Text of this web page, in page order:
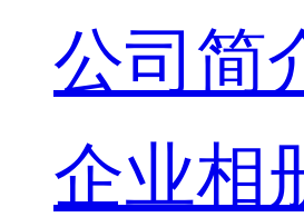
公司简
企业相